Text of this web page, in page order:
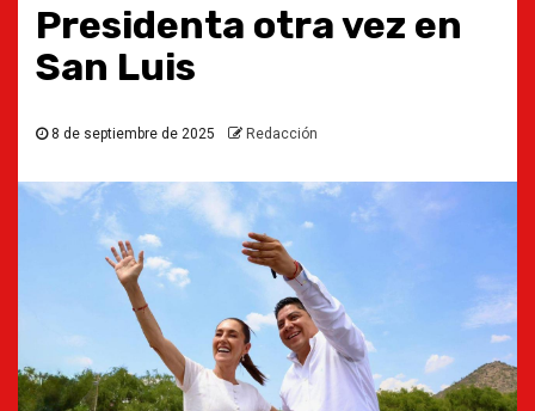
Presidenta otra vez en
San Luis
8 de septiembre de 2025 Redacción